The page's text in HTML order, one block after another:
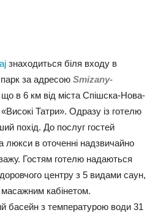
знаходиться біля входу в
за адресою Smizany-
в 6 км від міста Спішска-Нова-
Татри». Одразу із готелю
похід. До послуг гостей
люкси в оточенні надзвичайно
Гостям готелю надаються
центру з 5 видами саун,
кабінетом.
басейн з температурою води 31